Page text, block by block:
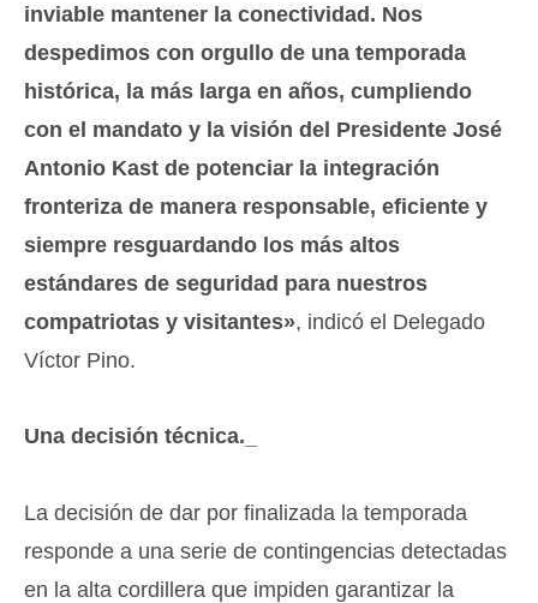
inviable mantener la conectividad. Nos
despedimos con orgullo de una temporada
histórica, la más larga en años, cumpliendo
con el mandato y la visión del Presidente José
Antonio Kast de potenciar la integración
fronteriza de manera responsable, eficiente y
siempre resguardando los más altos
estándares de seguridad para nuestros
compatriotas y visitantes», indicó el Delegado
Víctor Pino.
Una decisión técnica._
​La decisión de dar por finalizada la temporada
responde a una serie de contingencias detectadas
en la alta cordillera que impiden garantizar la